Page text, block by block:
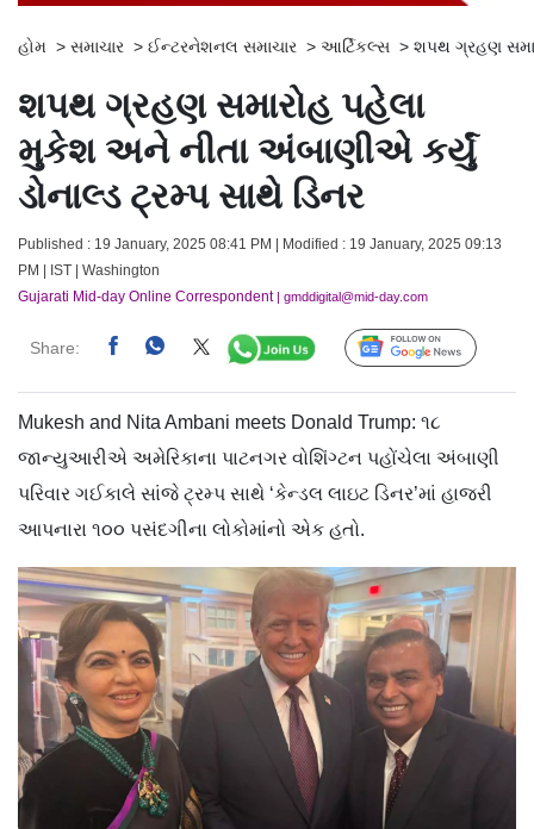
હોમ > સમાચાર > ઈન્ટરનેશનલ સમાચાર > આર્ટિકલ્સ > શપથ ગ્રહણ
શપથ ગ્રહણ સમારોહ પહેલા
મુકેશ અને નીતા અંબાણીએ કર્યું
ડોનાલ્ડ ટ્રમ્પ સાથે ડિનર
Published : 19 January, 2025 08:41 PM | Modified : 19 January, 2025 09:13
PM | IST | Washington
Gujarati Mid-day Online Correspondent| gmddigital@mid-day.com
Share: Follow Us
Mukesh and Nita Ambani meets Donald Trump: ૧૮
જાન્યુઆરીએ અમેરિકાના પાટનગર વોશિંગ્ટન પહોંચેલા અંબાણી
પરિવાર ગઈકાલે સાંજે ટ્રમ્પ સાથે ‘કેન્ડલ લાઇટ ડિનર’માં હાજરી
આપનારા ૧૦૦ પસંદગીના લોકોમાંનો એક હતો.